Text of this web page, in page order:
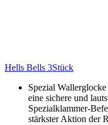
Hells Bells 3Stück
Spezial
eine sichere und
Spezialklammer-
stärkster Aktion der